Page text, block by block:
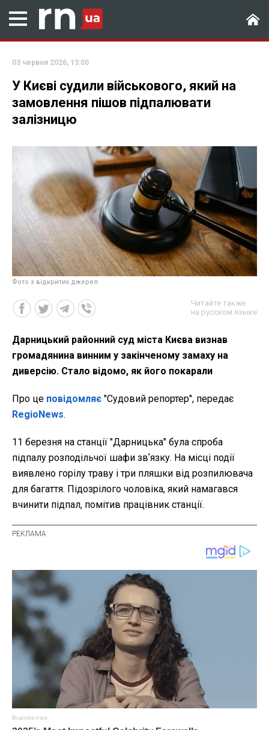
03 червня 2026, 13:00
У Києві судили військового, який на
замовлення пішов підпалювати
залізницю
Фото з відкритих джерел
Читайте также
на русском языке
Дарницький районний суд міста Києва визнав
громадянина винним у закінченому замаху на
диверсію. Стало відомо, як його покарали
Про це повідомляє "Судовий репортер", передає
RegioNews.
11 березня на станції "Дарницька" була спроба
підпалу розподільчої шафи звʼязку. На місці події
виявлено горілу траву і три пляшки від розпилювача
для багаття. Підозрілого чоловіка, який намагався
вчинити підпал, помітив працівник станції.